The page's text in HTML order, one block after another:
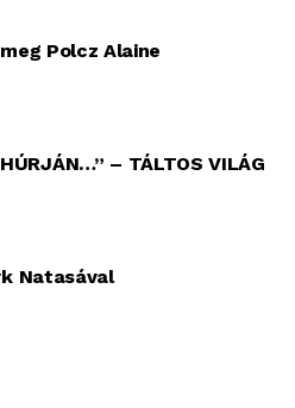
Polcz Alaine
HÚRJÁN…” – TÁLTOS VILÁG
Natasával